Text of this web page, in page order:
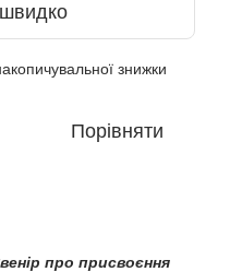
знижки
Порівняти
про присвоєння